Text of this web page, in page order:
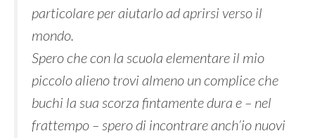
particolare per aiutarlo ad aprirsi verso il
mondo.
Spero che con la scuola elementare il mio
piccolo alieno trovi almeno un complice che
buchi la sua scorza fintamente dura e – nel
frattempo – spero di incontrare anch’io nuovi